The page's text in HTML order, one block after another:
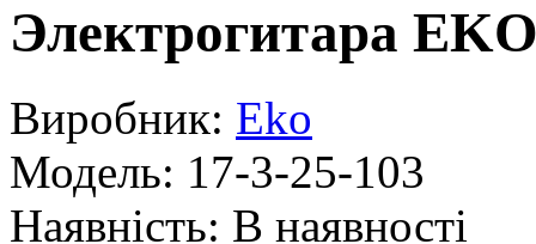
Электрогитара
Виробник: Eko
Модель: 17-3-25-103
Наявність: В наявності